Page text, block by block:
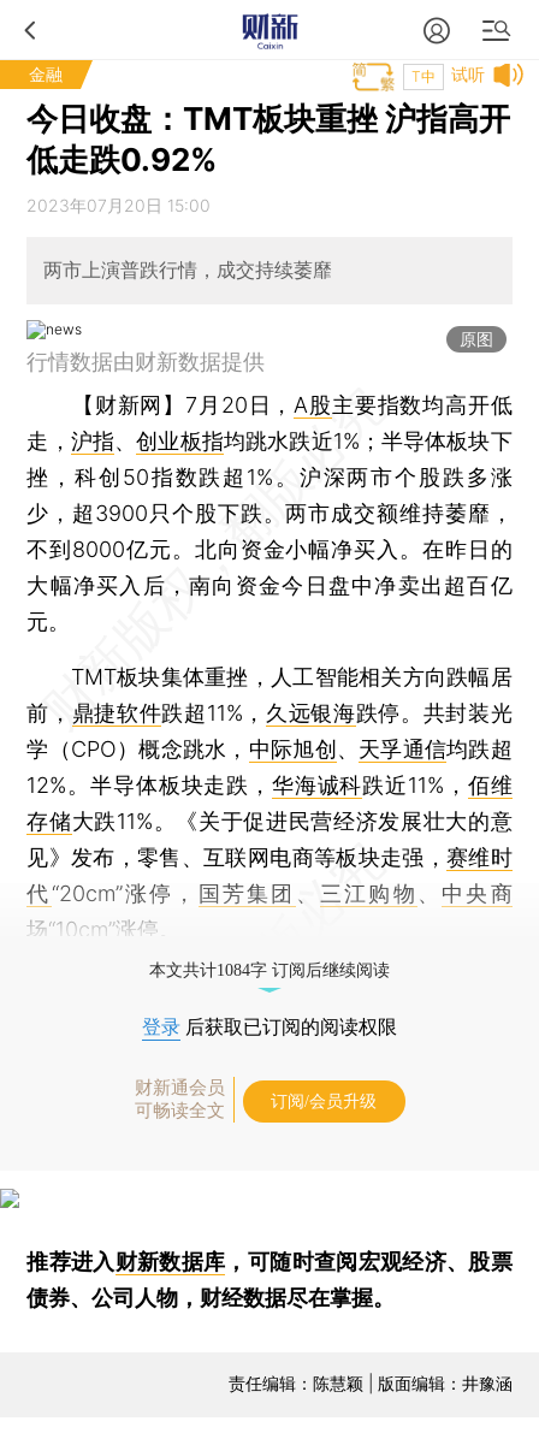
金融 试听
T中
今日收盘：TMT板块重挫 沪指高开
低走跌0.92%
2023年07月20日 15:00
两市上演普跌行情，成交持续萎靡
原图
行情数据由财新数据提供
【财新网】 7月20日， A股主要指数均高开低
走， 沪指、创业板指均跳水跌近1%；半导体板块下
挫，科创50指数跌超1%。沪深两市个股跌多涨
少，超3900只个股下跌。两市成交额维持萎靡，
不到8000亿元。北向资金小幅净买入。在昨日的
大幅净买入后，南向资金今日盘中净卖出超百亿
元。
TMT板块集体重挫，人工智能相关方向跌幅居
前， 鼎捷软件跌超11%， 久远银海跌停。共封装光
学（CPO）概念跳水， 中际旭创 、 天孚通信均跌超
12%。半导体板块走跌， 华海诚科跌近11%， 佰维
存储大跌11%。《关于促进民营经济发展壮大的意
见》发布，零售、互联网电商等板块走强， 赛维时
代“20cm”涨停， 国芳集团 、 三江购物 、 中央商
场“10cm”涨停。
本文共计1084字 订阅后继续阅读
登录 后获取已订阅的阅读权限
财新通会员
可畅读全文
订阅/会员升级
推荐进入财新数据库 ，可随时查阅宏观经济、股票
债券、公司人物，财经数据尽在掌握。
责任编辑：陈慧颖 | 版面编辑：井豫涵